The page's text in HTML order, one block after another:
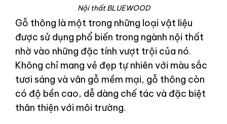
Nội thất BLUEWOOD
Gỗ thông là một trong những loại vật liệu
được sử dụng phổ biến trong ngành nội thất
nhờ vào những đặc tính vượt trội của nó.
Không chỉ mang vẻ đẹp tự nhiên với màu sắc
tươi sáng và vân gỗ mềm mại, gỗ thông còn
có độ bền cao, dễ dàng chế tác và đặc biệt
thân thiện với môi trường.